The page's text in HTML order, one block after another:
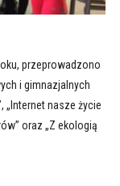
przeprowadzono
i gimnazjalnych
nasze życie
oraz „Z ekologią